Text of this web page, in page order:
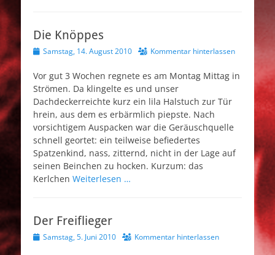
Die Knöppes
Veröffentlicht
Samstag, 14. August 2010 Kommentar hinterlassen
Vor gut 3 Wochen regnete es am Montag Mittag in
Strömen. Da klingelte es und unser
Dachdeckerreichte kurz ein lila Halstuch zur Tür
hrein, aus dem es erbärmlich piepste. Nach
vorsichtigem Auspacken war die Geräuschquelle
schnell geortet: ein teilweise befiedertes
Spatzenkind, nass, zitternd, nicht in der Lage auf
seinen Beinchen zu hocken. Kurzum: das
Kerlchen Weiterlesen …
Der Freiflieger
Veröffentlicht
Samstag, 5. Juni 2010 Kommentar hinterlassen